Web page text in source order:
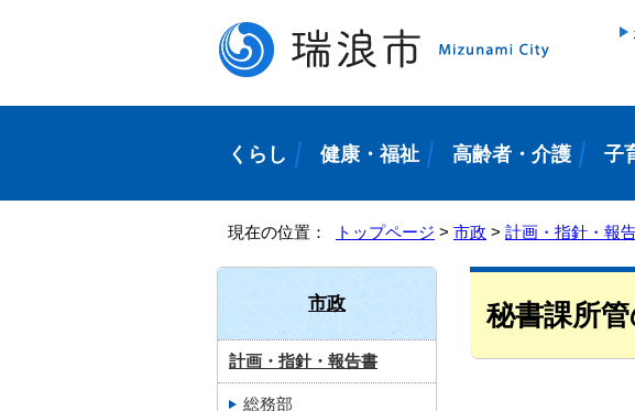
くらし 健康・福祉 高齢者・介護 子
現在の位置： トップページ > 市政 > 計画・指針・報
秘書課所
市政
計画・指針・報告書
総務部